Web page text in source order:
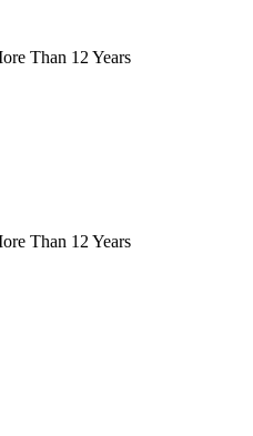
Than 12 Years
Than 12 Years